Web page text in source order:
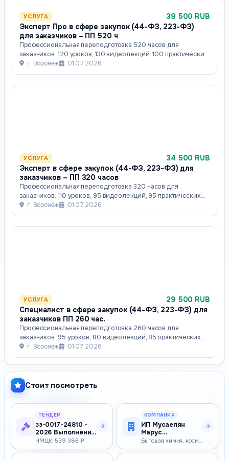
УСЛУГА
39 500 RUB
Эксперт Про в сфере закупок (44-ФЗ, 223-ФЗ)
для заказчиков​ – ПП 520 ч
Профессиональная переподготовка 520 часов для
заказчиков. 120 уроков, 130 видеолекций, 100 практических
заданий,тренажёр ЕИС, с разбор кейсо
г. Воронеж 01.07.2026
УСЛУГА
34 500 RUB
Эксперт в сфере закупок (44-ФЗ, 223-ФЗ) для
заказчиков​ – ПП 320 часов
Профессиональная переподготовка 320 часов для
заказчиков. 110 уроков, 95 видеолекций, 95 практических
заданий,тренажёр ЕИС, с разбор кейсов
г. Воронеж 01.07.2026
УСЛУГА
29 500 RUB
Специалист в сфере закупок (44-ФЗ, 223-ФЗ) для
заказчиков​ ПП 260 час.
Профессиональная переподготовка 260 часов для
заказчиков. 95 уроков, 80 видеолекций, 85 практических
заданий,тренажёр ЕИС, с разбор кейсов и
г. Воронеж 01.07.2026
Стоит посмотреть
ТЕНДЕР
зз-0017-24810 -
2026 Выполнение
работ по
устройству кон…
НМЦК: 539 386 ₽
КОМПАНИЯ
ИП Мусаелян
Марус
Герасимовна
Бытовая химия, косметика, парфюмерия